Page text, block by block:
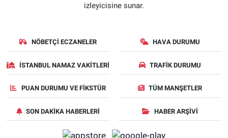
izleyicisine sunar.
NÖBETÇI ECZANELER HAVA DURUMU
İSTANBUL NAMAZ VAKITLERI TRAFIK DURUMU
PUAN DURUMU VE FIKSTÜR TÜM MANŞETLER
SON DAKIKA HABERLERI HABER ARŞIVI